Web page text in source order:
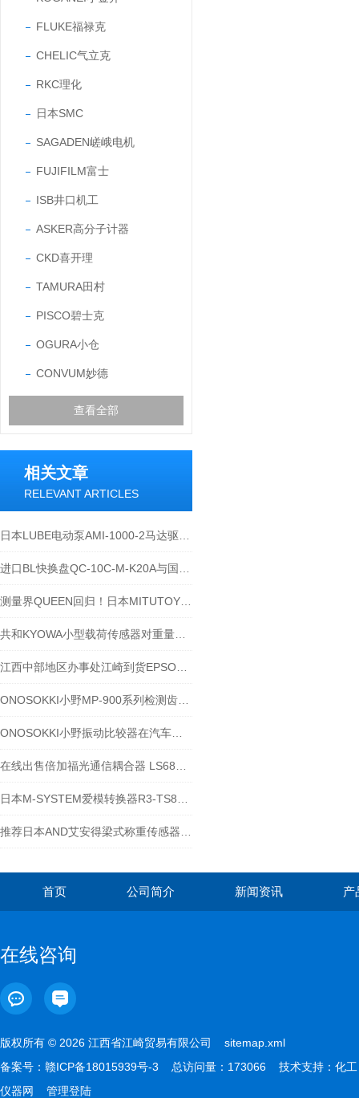
FLUKE福禄克
CHELIC气立克
RKC理化
日本SMC
SAGADEN嵯峨电机
FUJIFILM富士
ISB井口机工
ASKER高分子计器
CKD喜开理
TAMURA田村
PISCO碧士克
OGURA小仓
CONVUM妙德
查看全部
相关文章
RELEVANT ARTICLES
首页 公司简介 新闻资讯 产
在线咨询
版权所有 © 2026 江西省江崎贸易有限公司 sitemap.xml
备案号： 赣ICP备18015939号-3 总访问量：173066 技术支持： 化工
仪器网
管理登陆